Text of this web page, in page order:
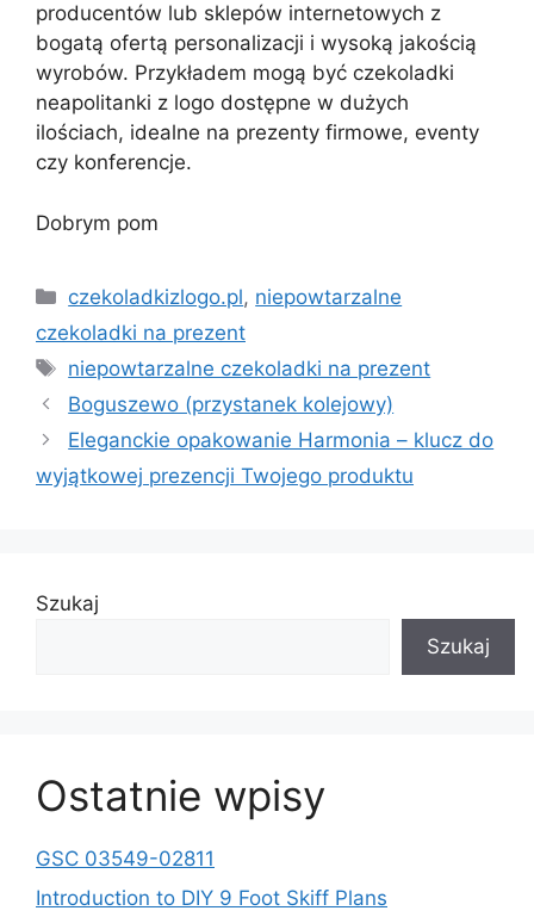
producentów lub sklepów internetowych z
bogatą ofertą personalizacji i wysoką jakością
wyrobów. Przykładem mogą być czekoladki
neapolitanki z logo dostępne w dużych
ilościach, idealne na prezenty firmowe, eventy
czy konferencje.
Dobrym pom
Kategorie
czekoladkizlogo.pl, niepowtarzalne
czekoladki na prezent
Tagi
niepowtarzalne czekoladki na prezent
Boguszewo (przystanek kolejowy)
Eleganckie opakowanie Harmonia – klucz do
wyjątkowej prezencji Twojego produktu
Szukaj
Szukaj
Ostatnie wpisy
GSC 03549-02811
Introduction to DIY 9 Foot Skiff Plans